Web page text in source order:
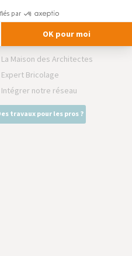
TRAVAUX EXTÉRIEURS
NOS PARTENAIRES
La Maison des Architectes
Expert Bricolage
Intégrer notre réseau
travaux pour les pros ?
par
OK pour moi